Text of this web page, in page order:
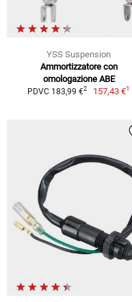
YSS Suspension
Ammortizzatore con
omologazione ABE
PDVC 183,99 €2 157,43 €1